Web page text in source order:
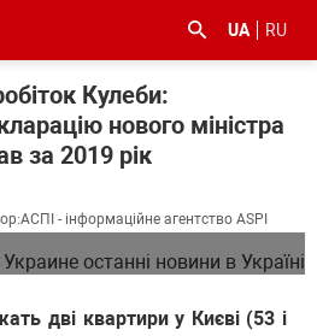
UA RU
Кулеби:
нового міністра
за 2019 рік
АСПІ - інформаційне агентство ASPI
дві квартири у Києві (53 і
#Київ #коронавірус